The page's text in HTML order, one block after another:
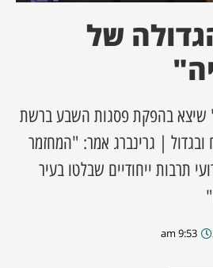
של
שיצא בהפקת פסגות השבע ברשת
ובגדול | גרינברג אמר: "המחזמר
תרבות ייחודיים שבלטו בעיר
9:53 am